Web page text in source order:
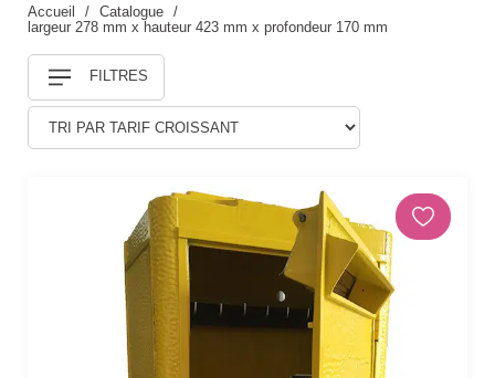
CÔTÉ EAU
Douches
DÉCORATIONS ET STATUES
Animaux
Statues personnages
FILTRES
Accueil
Catalogue
largeur 278 mm x hauteur 423 mm x profondeur 170 mm